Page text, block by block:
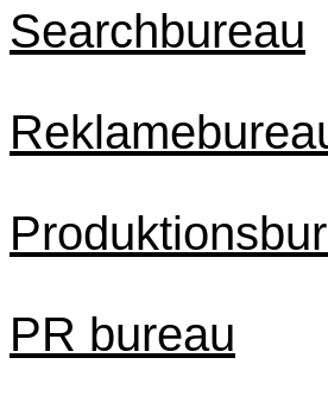
Searchbureau
PR bureau